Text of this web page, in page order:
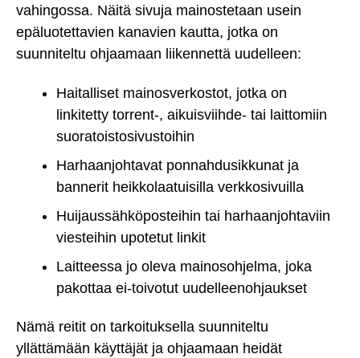
vahingossa. Näitä sivuja mainostetaan usein
epäluotettavien kanavien kautta, jotka on
suunniteltu ohjaamaan liikennettä uudelleen:
Haitalliset mainosverkostot, jotka on
linkitetty torrent-, aikuisviihde- tai laittomiin
suoratoistosivustoihin
Harhaanjohtavat ponnahdusikkunat ja
bannerit heikkolaatuisilla verkkosivuilla
Huijaussähköposteihin tai harhaanjohtaviin
viesteihin upotetut linkit
Laitteessa jo oleva mainosohjelma, joka
pakottaa ei-toivotut uudelleenohjaukset
Nämä reitit on tarkoituksella suunniteltu
yllättämään käyttäjät ja ohjaamaan heidät